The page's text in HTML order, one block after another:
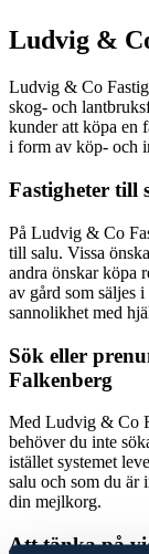
Ludvig &
Ludvig & Co
skog- och
kunder att köpa en
i form av köp- och
Fastigheter till
På Ludvig & Co
till salu. Vissa
andra önskar köpa
av gård som säljes i
sannolikhet med
Sök eller
Falkenberg
Med Ludvig & Co
behöver du inte
istället systemet
salu och som du är
din mejlkorg.
Att tänka på